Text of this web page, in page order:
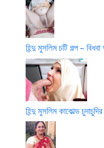
হিন্দু মুসলিম চটি গল্প –
হিন্দু মুসলিম কাকোল্ড চুদাচুদির